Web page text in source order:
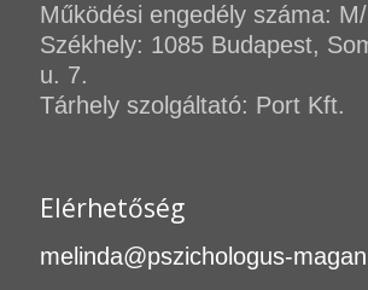
Működési engedély száma:
Székhely: 1085 Budapest,
u. 7.
Tárhely szolgáltató: Port Kft.
Elérhetőség
melinda@pszichologus-